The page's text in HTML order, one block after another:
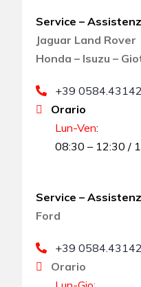
Service –
Jaguar Land Rover
Honda – Isuzu –
+39
Orario
Lun-Ven:
08:30 – 12:30 /
Service –
Ford
+39
Orario